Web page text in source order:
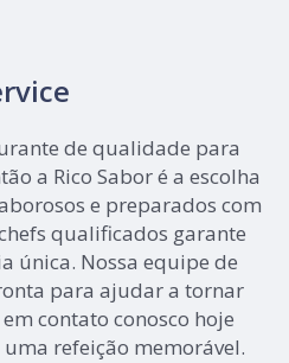
de qualidade para
a Rico Sabor é a escolha
e preparados com
qualificados garante
única. Nossa equipe de
para ajudar a tornar
contato conosco hoje
refeição memorável.